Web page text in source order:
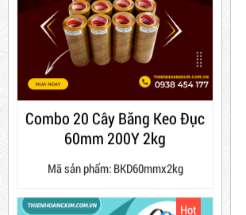
Combo 20 Cây Băng Keo Đục
60mm 200Y 2kg
Mã sản phẩm: BKD60mmx2kg
10,000 VNĐ 12,000 VNĐ
Combo 60 cây băng keo
trong 200Y 1.8kg
63,000 VNĐ 65,000 VNĐ
Dây rút nhựa trắng và đen